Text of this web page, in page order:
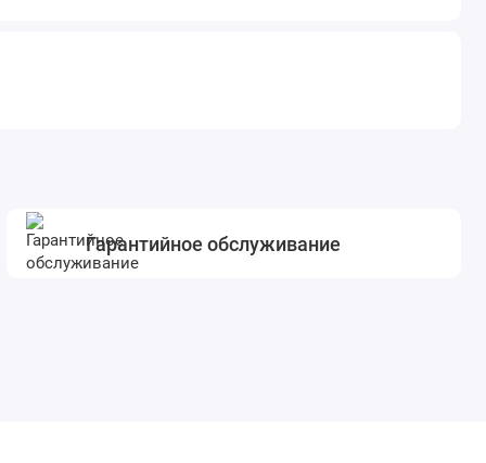
Гарантийное обслуживание